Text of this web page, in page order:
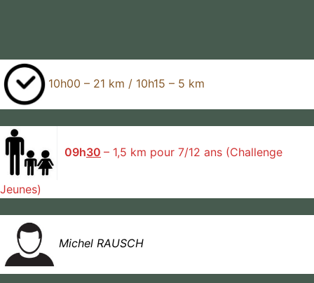
10h00 – 21 km / 10h15 – 5 km
09h30 – 1,5 km pour 7/12 ans (Challenge
Jeunes)
Michel RAUSCH